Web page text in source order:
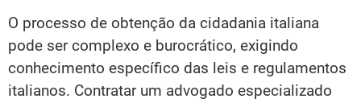
O processo de obtenção da cidadania italiana
pode ser complexo e burocrático, exigindo
conhecimento específico das leis e regulamentos
italianos. Contratar um advogado especializado